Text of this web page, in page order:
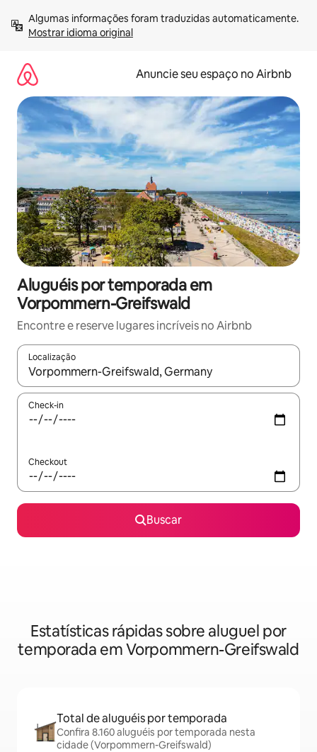
para
Mostrar idioma original
Anuncie seu espaço no Airbnb
Aluguéis por temporada em
Vorpommern-Greifswald
Encontre e reserve lugares incríveis no Airbnb
Localização
Quando os resultados estiverem disponíveis, explore-os
Check-in
Checkout
Buscar
Estatísticas rápidas sobre aluguel por
temporada em Vorpommern-Greifswald
Total de aluguéis por temporada
Confira 8.160 aluguéis por temporada nesta
cidade (Vorpommern-Greifswald)